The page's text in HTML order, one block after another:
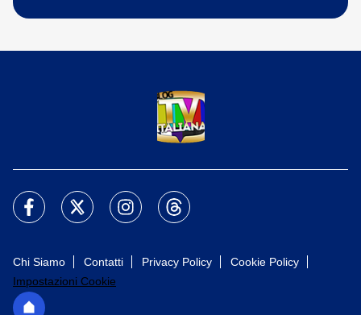
Chi Siamo Contatti Privacy Policy
Cookie Policy
Impostazioni Cookie